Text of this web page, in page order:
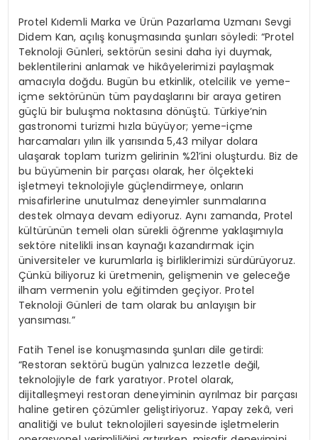
Protel Kıdemli Marka ve Ürün Pazarlama Uzmanı Sevgi
Didem Kan, açılış konuşmasında şunları söyledi: “Protel
Teknoloji Günleri, sektörün sesini daha iyi duymak,
beklentilerini anlamak ve hikâyelerimizi paylaşmak
amacıyla doğdu. Bugün bu etkinlik, otelcilik ve yeme-
içme sektörünün tüm paydaşlarını bir araya getiren
güçlü bir buluşma noktasına dönüştü. Türkiye’nin
gastronomi turizmi hızla büyüyor; yeme-içme
harcamaları yılın ilk yarısında 5,43 milyar dolara
ulaşarak toplam turizm gelirinin %21’ini oluşturdu. Biz de
bu büyümenin bir parçası olarak, her ölçekteki
işletmeyi teknolojiyle güçlendirmeye, onların
misafirlerine unutulmaz deneyimler sunmalarına
destek olmaya devam ediyoruz. Aynı zamanda, Protel
kültürünün temeli olan sürekli öğrenme yaklaşımıyla
sektöre nitelikli insan kaynağı kazandırmak için
üniversiteler ve kurumlarla iş birliklerimizi sürdürüyoruz.
Çünkü biliyoruz ki üretmenin, gelişmenin ve geleceğe
ilham vermenin yolu eğitimden geçiyor. Protel
Teknoloji Günleri de tam olarak bu anlayışın bir
yansıması.”
Fatih Tenel ise konuşmasında şunları dile getirdi:
“Restoran sektörü bugün yalnızca lezzetle değil,
teknolojiyle de fark yaratıyor. Protel olarak,
dijitalleşmeyi restoran deneyiminin ayrılmaz bir parçası
haline getiren çözümler geliştiriyoruz. Yapay zekâ, veri
analitiği ve bulut teknolojileri sayesinde işletmelerin